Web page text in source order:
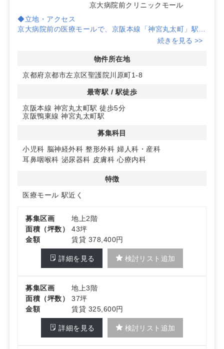
京大病院前クリニックモール
◆立地・アクセス
京大病院前の医療モールで、京阪本線「神宮丸太町」駅か
ら徒歩5分の好ポジションです。大学病院至近のため病診
2024年夏にクリニックモールとしてリノベーション済み
で、エレベーター完備の上、2階〜5階の複数区画から選
合わせたレイアウト検討がしやすい環境です。
◆募集科目・条件
小児科、耳鼻咽喉科、皮膚科、整形外科、泌尿器科、婦人
科・産科、脳神経外科、心療内科ほか幅広い診療科目に対
応可能です。管理費・保証金・礼金は応相談、仲介手数料
は賃料1ヶ月分となります。詳細はお問い合わせくださ
続きを見る >>
物件所在地
京都府京都市左京区聖護院川原町1-8
最寄駅 / 駅徒歩
京阪本線 神宮丸太町駅 徒歩5分
京阪鴨東線 神宮丸太町駅
募集科目
小児科 脳神経外科 整形外科 婦人科・産科
耳鼻咽喉科 泌尿器科 皮膚科 心療内科
特徴
医療モール 駅近く
募集区画
地上2階
面積（坪数）
43坪
金額
賃貸 378,400円
詳細を見る 検討リスト追加
募集区画
地上3階
面積（坪数）
37坪
金額
賃貸 325,600円
詳細を見る 検討リスト追加